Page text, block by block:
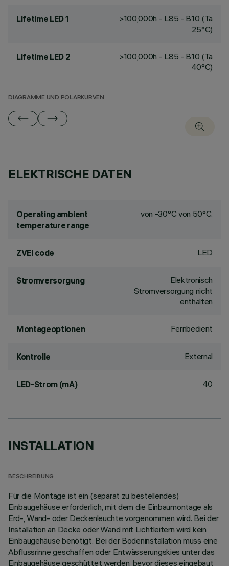
Lifetime LED 1
>100,000h - L85 - B10 (Ta
25°C)
Lifetime LED 2
>100,000h - L85 - B10 (Ta
40°C)
DIAGRAMME UND POLARKURVEN
ELEKTRISCHE DATEN
Operating ambient
temperature range
von -30°C von 50°C.
ZVEI code LED
Stromversorgung
Elektronisch
Stromversorgung nicht
enthalten
Montageoptionen Fernbedient
Kontrolle External
LED-Strom (mA) 40
INSTALLATION
BESCHREIBUNG
Für die Montage ist ein (separat zu bestellendes)
Einbaugehäuse erforderlich, mit dem die Einbaumontage als
Erd-, Wand- oder Deckenleuchte vorgenommen wird. Bei der
Installation an Decke oder Wand mit Lichtleitern wird kein
Einbaugehäuse benötigt. Bei der Bodeninstallation muss eine
Abflussrinne geschaffen oder Entwässerungskies unter das
Einbaugehäuse geschüttet werden, bevor dieses eingebaut